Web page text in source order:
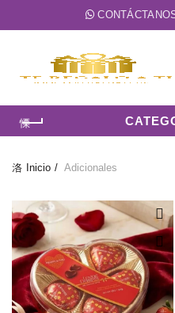
Inicio Adicionales